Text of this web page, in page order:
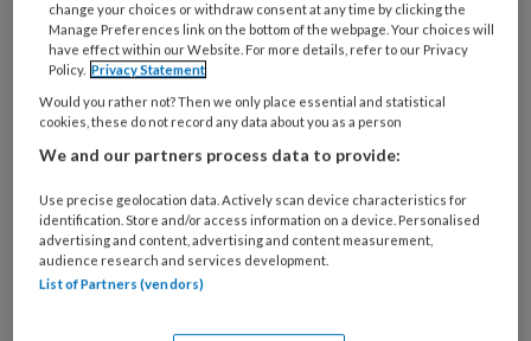
Wat
is
je
e-
mailadres?
* *
Kies
je
wachtwoord* *
Kies
je
functie *
Bij
change your choices or withdraw consent at any time by clicking the
Manage Preferences link on the bottom of the webpage. Your choices will
have effect within our Website. For more details, refer to our Privacy
Policy. Privacy Statement
Would you rather not? Then we only place essential and statistical
cookies, these do not record any data about you as a person
We and our partners process data to provide:
Use precise geolocation data. Actively scan device characteristics for
identification. Store and/or access information on a device. Personalised
advertising and content, advertising and content measurement,
audience research and services development.
List of Partners (vendors)